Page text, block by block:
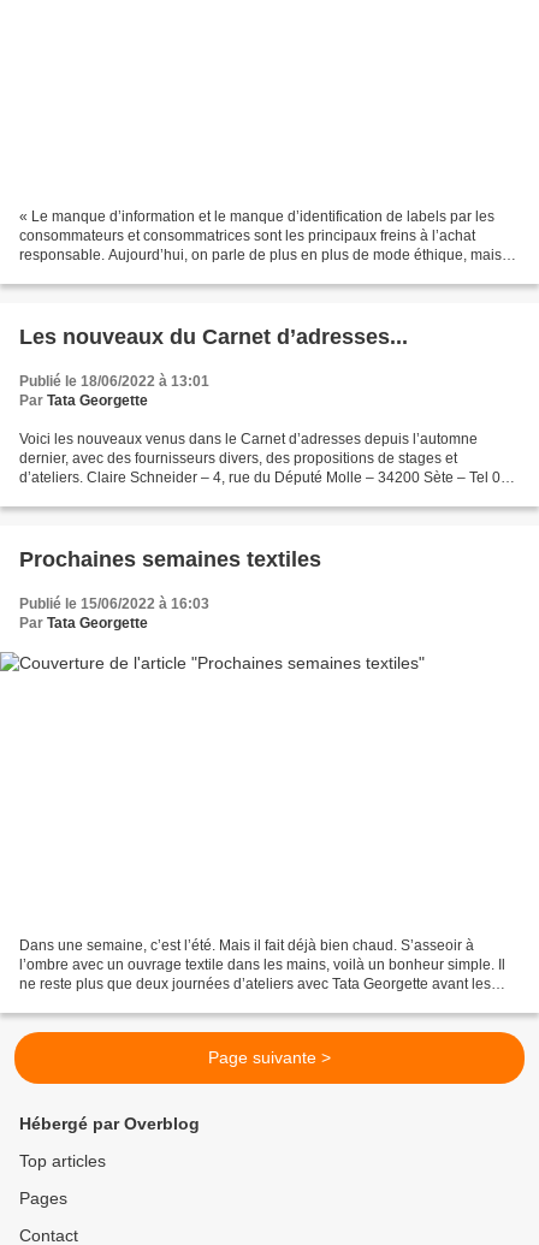
« Le manque d’information et le manque d’identification de labels par les
consommateurs et consommatrices sont les principaux freins à l’achat
responsable. Aujourd’hui, on parle de plus en plus de mode éthique, mais
Les nouveaux du Carnet d’adresses...
Publié le 18/06/2022 à 13:01
Par Tata Georgette
Voici les nouveaux venus dans le Carnet d’adresses depuis l’automne
dernier, avec des fournisseurs divers, des propositions de stages et
d’ateliers. Claire Schneider – 4, rue du Député Molle – 34200 Sète – Tel 06
Prochaines semaines textiles
Publié le 15/06/2022 à 16:03
Par Tata Georgette
Dans une semaine, c’est l’été. Mais il fait déjà bien chaud. S’asseoir à
l’ombre avec un ouvrage textile dans les mains, voilà un bonheur simple. Il
ne reste plus que deux journées d’ateliers avec Tata Georgette avant les
Page suivante >
Hébergé par Overblog
Top articles
Pages
Contact